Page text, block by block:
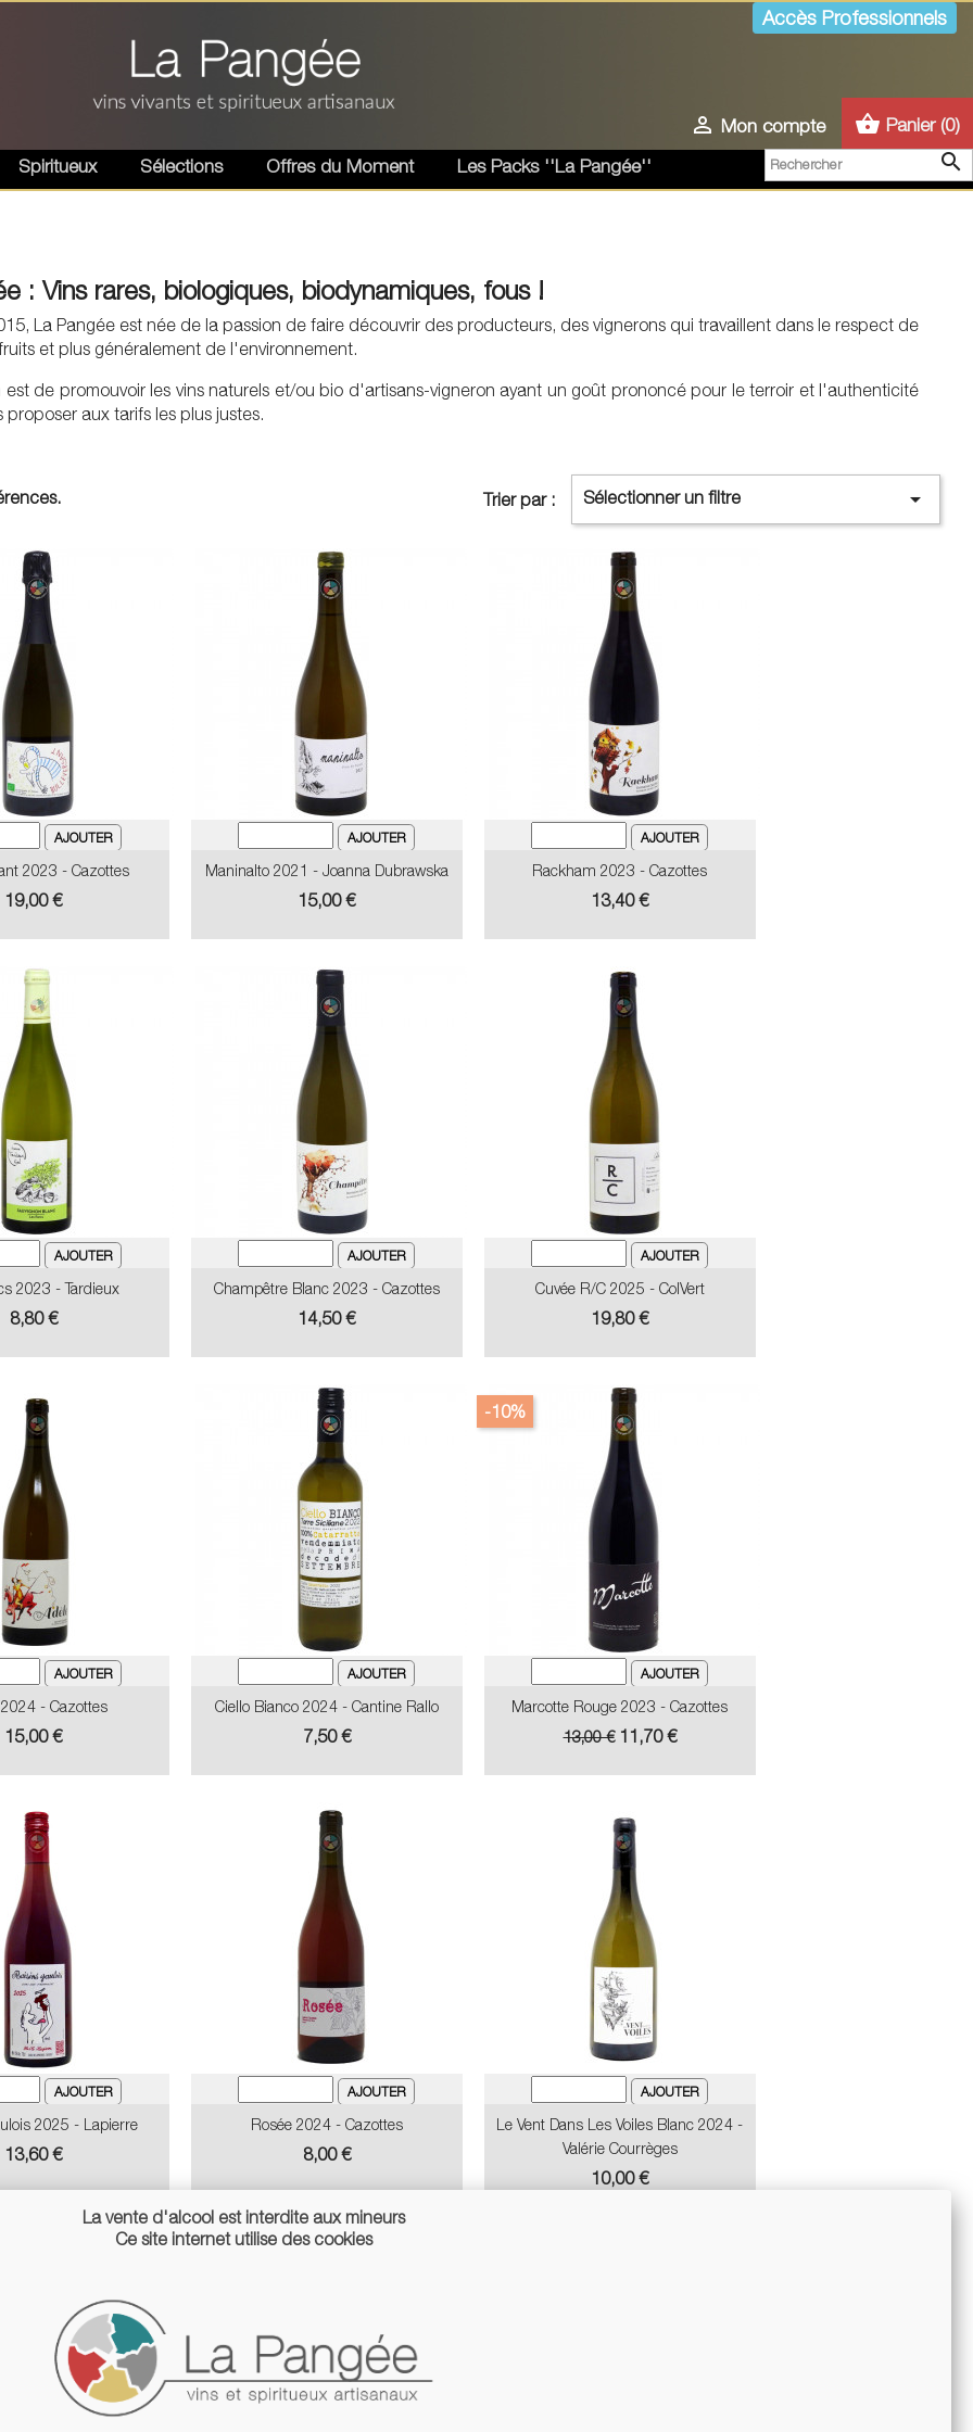
Accès Professionnels
 Mon compte shopping_basket Panier (0)

Spiritueux Sélections Offres du Moment Les Packs ''La Pangée''
: Vins rares, biologiques, biodynamiques, fous !
La Pangée est née de la passion de faire découvrir des producteurs, des vignerons qui travaillent dans le respect de
et plus généralement de l'environnement.
est de promouvoir les vins naturels et/ou bio d'artisans-vigneron ayant un goût prononcé pour le terroir et l'authenticité
proposer aux tarifs les plus justes.
Trier par : Sélectionner un filtre 
2023 - Cazottes
Prix
19,00 €
Maninalto 2021 - Joanna Dubrawska
Prix
15,00 €
Rackham 2023 - Cazottes
Prix
13,40 €
2023 - Tardieux
Prix
8,80 €
Champêtre Blanc 2023 - Cazottes
Prix
14,50 €
Cuvée R/C 2025 - ColVert
Prix
19,80 €
- Cazottes
Prix
15,00 €
Ciello Bianco 2024 - Cantine Rallo
Prix
7,50 €
Marcotte Rouge 2023 - Cazottes
Prix
base
13,00 €
-10%
Prix
11,70 €
2025 - Lapierre
Prix
13,60 €
Rosée 2024 - Cazottes
Prix
8,00 €
Le Vent Dans Les Voiles Blanc 2024 -
Valérie Courrèges
Prix
10,00 €
La vente d'alcool est interdite aux mineurs
Ce site internet utilise des cookies